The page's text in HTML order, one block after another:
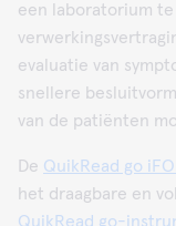
een laboratorium
evaluatie van
snellere
van de patiënten
De QuikRead go
het draagbare en
QuikRead go-